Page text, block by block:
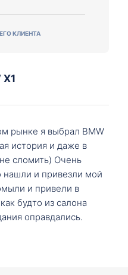
КЛИЕНТА
X1
рынке я выбрал BMW
история и даже в
сломить) Очень
нашли и привезли мой
и привели в
будто из салона
оправдались.